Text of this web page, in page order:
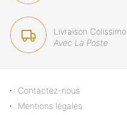
Livraison Colissimo
Avec La Poste
Contactez-nous
Mentions légales